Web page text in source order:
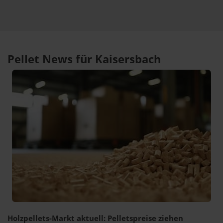
Pellet News für Kaisersbach
Holzpellets-Markt aktuell: Pelletspreise ziehen